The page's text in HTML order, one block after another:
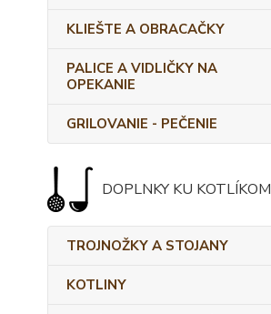
KLIEŠTE A OBRACAČKY
PALICE A VIDLIČKY NA
OPEKANIE
GRILOVANIE - PEČENIE
DOPLNKY KU KOTLÍKOM
TROJNOŽKY A STOJANY
KOTLINY